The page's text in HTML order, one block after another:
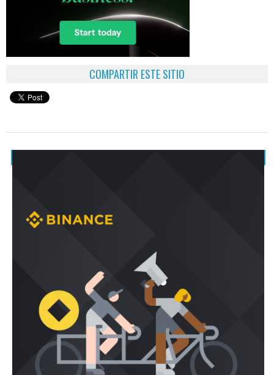
COMPARTIR ESTE SITIO